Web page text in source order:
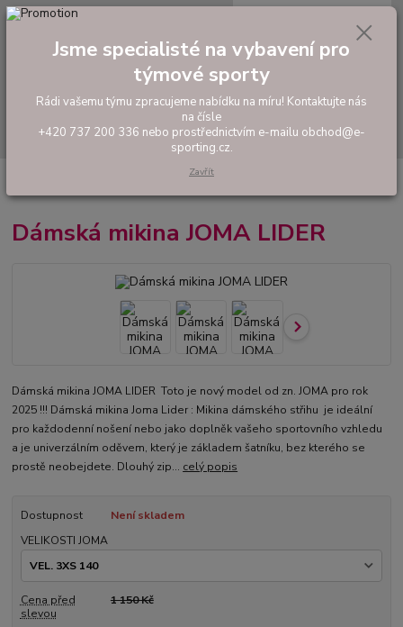
Hledat
tel: +420 737 200 336
0,00 Kč
Tréninkové oblečení
mikina JOMA LIDER
Dámská mikina JOMA LIDER
Dámská mikina JOMA LIDER Toto je nový model od zn. JOMA pro rok
2025 !!! Dámská mikina Joma Lider : Mikina dámského střihu je ideální
pro každodenní nošení nebo jako doplněk vašeho sportovního vzhledu
a je univerzálním oděvem, který je základem šatníku, bez kterého se
prostě neobejdete. Dlouhý zip... celý popis
Dostupnost
Není skladem
VELIKOSTI JOMA
Cena před
slevou
1 150 Kč
Jsme specialisté na vybavení pro
týmové sporty
Rádi vašemu týmu zpracujeme nabídku na míru! Kontaktujte nás
na čísle
+420 737 200 336 nebo prostřednictvím e-mailu obchod@e-
sporting.cz.
Zavřít